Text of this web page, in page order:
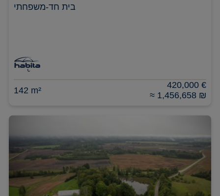
בית חד-משפחתי
142 m²
420,000 €
≈ 1,456,658 ₪